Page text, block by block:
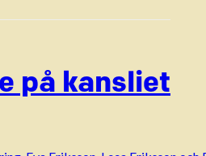
på kansliet